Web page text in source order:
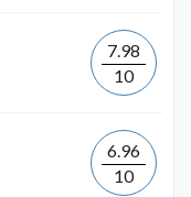
7.98
10
6.96
10